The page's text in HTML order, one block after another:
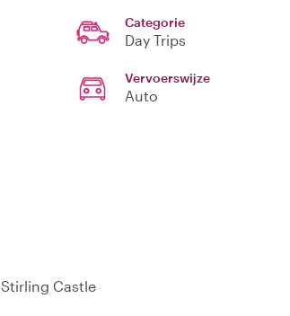
Categorie
Day Trips
Vervoerswijze
Auto
Castle